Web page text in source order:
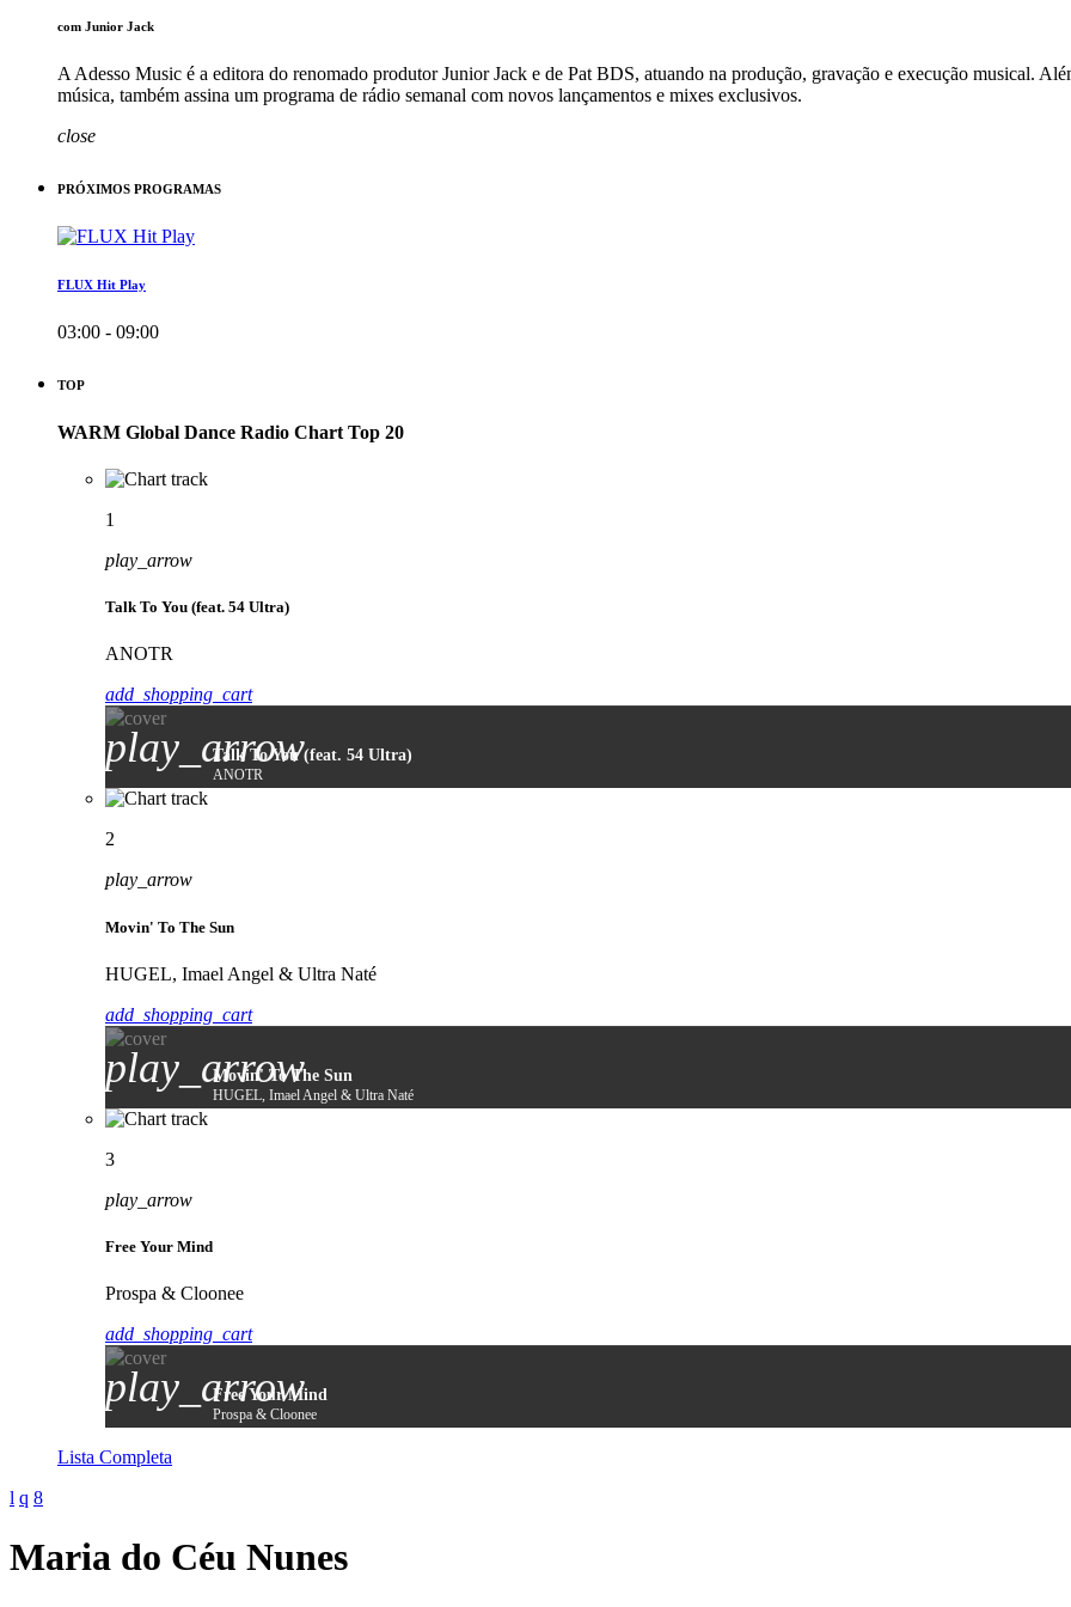
com Junior Jack
A Adesso Music é a editora do renomado produtor Junior Jack e de Pat BDS, atuando na produção, gravação e execução musical.
música, também assina um programa de rádio semanal com novos lançamentos e mixes exclusivos.
close
PRÓXIMOS PROGRAMAS
FLUX Hit Play
03:00 - 09:00
TOP
WARM Global Dance Radio Chart Top 20
1
play_arrow
Talk To You (feat. 54 Ultra)
ANOTR
add_shopping_cart
play_arrowTalk To You (feat. 54 Ultra)
ANOTR
2
play_arrow
Movin' To The Sun
HUGEL, Imael Angel & Ultra Naté
add_shopping_cart
play_arrow
Movin' To The Sun
HUGEL, Imael Angel & Ultra Naté
3
play_arrow
Free Your Mind
Prospa & Cloonee
add_shopping_cart
play_arrow
Free Your Mind
Prospa & Cloonee
Lista Completa
Maria do Céu Nunes